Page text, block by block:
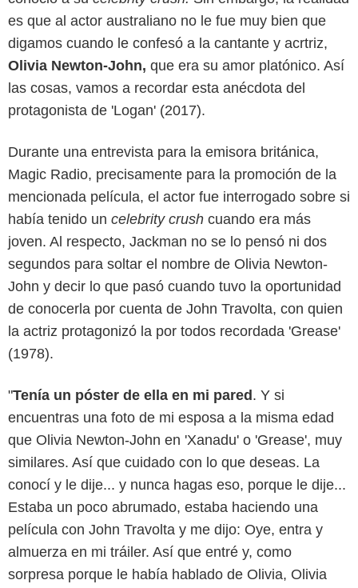
es que al actor australiano no le fue muy bien que
digamos cuando le confesó a la cantante y acrtriz,
Olivia Newton-John, que era su amor platónico. Así
las cosas, vamos a recordar esta anécdota del
protagonista de 'Logan' (2017).
Durante una entrevista para la emisora británica,
Magic Radio, precisamente para la promoción de la
mencionada película, el actor fue interrogado sobre si
había tenido un celebrity crush cuando era más
joven. Al respecto, Jackman no se lo pensó ni dos
segundos para soltar el nombre de Olivia Newton-
John y decir lo que pasó cuando tuvo la oportunidad
de conocerla por cuenta de John Travolta, con quien
la actriz protagonizó la por todos recordada 'Grease'
(1978).
"Tenía un póster de ella en mi pared. Y si
encuentras una foto de mi esposa a la misma edad
que Olivia Newton-John en 'Xanadu' o 'Grease', muy
similares. Así que cuidado con lo que deseas. La
conocí y le dije... y nunca hagas eso, porque le dije...
Estaba un poco abrumado, estaba haciendo una
película con John Travolta y me dijo: Oye, entra y
almuerza en mi tráiler. Así que entré y, como
sorpresa porque le había hablado de Olivia, Olivia